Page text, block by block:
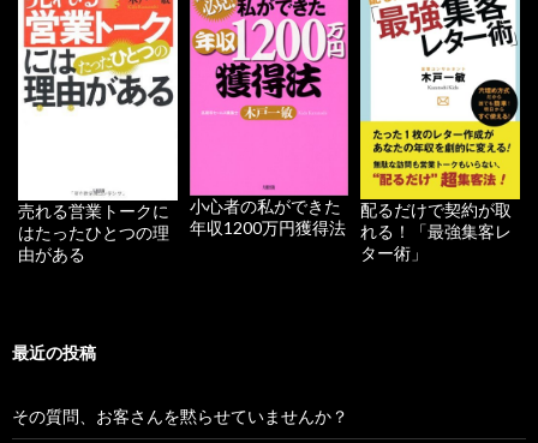
売れる営業トークに
はたったひとつの理
由がある
小心者の私ができた
年収1200万円獲得法
配るだけで契約が取
れる！「最強集客レ
ター術」
最近の投稿
その質問、お客さんを黙らせていませんか？